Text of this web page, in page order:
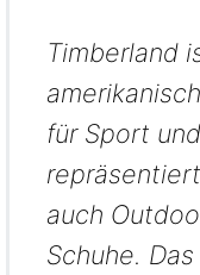
Timberland
für Sport
auch
Schuhe.